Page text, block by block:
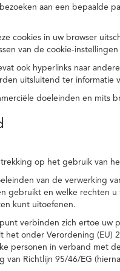
aan een bepaalde
cookies in uw browser
van de cookie-
ook hyperlinks naar
uitsluitend ter informatie
doeleinden en mits
op het gebruik van
van de verwerking
gebruikt en welke rechten
kunt uitoefenen.
verbinden zich ertoe uw
het onder Verordening (EU)
personen in verband met
Richtlijn 95/46/EG (hierna